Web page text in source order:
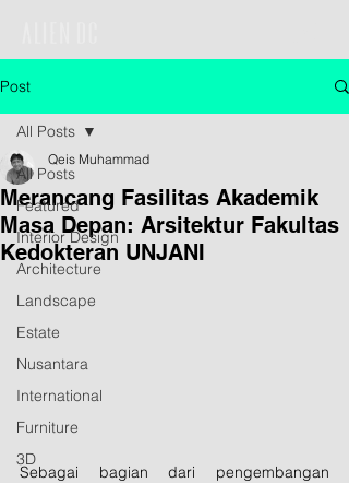
Post
All Posts
Featured
Interior Design
Architecture
Landscape
Estate
Nusantara
International
Furniture
3D
All Posts
Merancang Fasilitas Akademik
Masa Depan: Arsitektur Fakultas
Kedokteran UNJANI
Qeis Muhammad
Sebagai bagian dari pengembangan